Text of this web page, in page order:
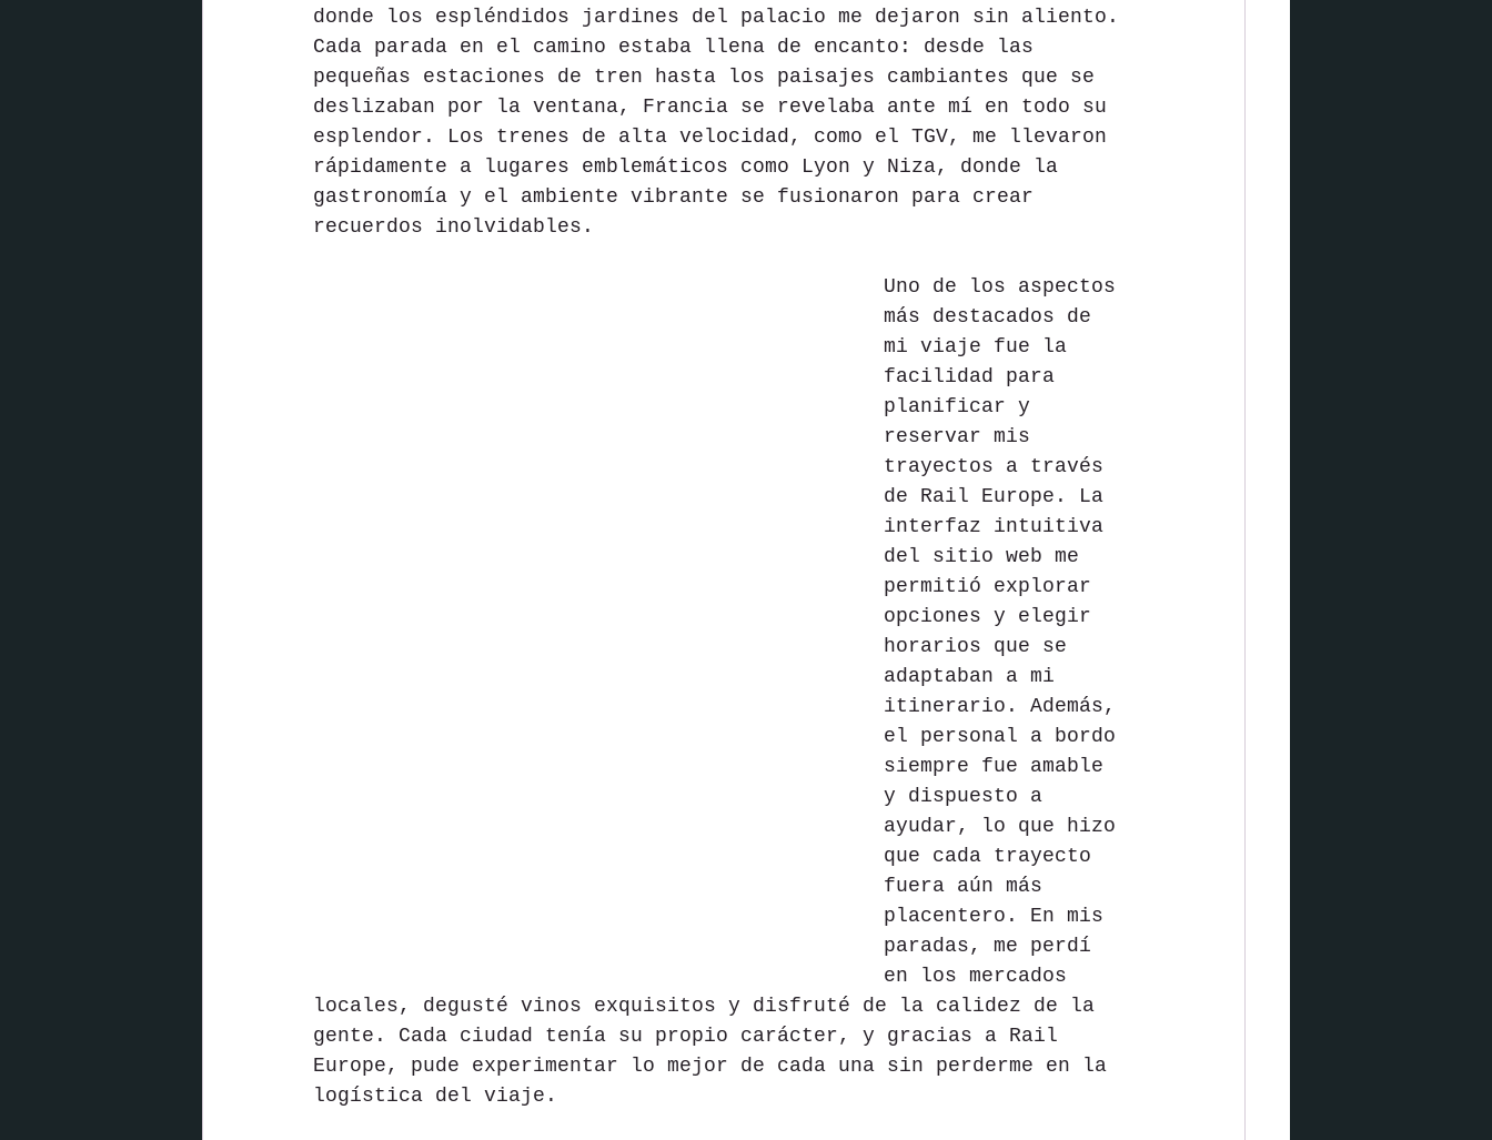
donde los espléndidos jardines del palacio me dejaron sin aliento.
Cada parada en el camino estaba llena de encanto: desde las
pequeñas estaciones de tren hasta los paisajes cambiantes que se
deslizaban por la ventana, Francia se revelaba ante mí en todo su
esplendor. Los trenes de alta velocidad, como el TGV, me llevaron
rápidamente a lugares emblemáticos como Lyon y Niza, donde la
gastronomía y el ambiente vibrante se fusionaron para crear
recuerdos inolvidables.
Uno de los aspectos
más destacados de
mi viaje fue la
facilidad para
planificar y
reservar mis
trayectos a través
de Rail Europe. La
interfaz intuitiva
del sitio web me
permitió explorar
opciones y elegir
horarios que se
adaptaban a mi
itinerario. Además,
el personal a bordo
siempre fue amable
y dispuesto a
ayudar, lo que hizo
que cada trayecto
fuera aún más
placentero. En mis
paradas, me perdí
en los mercados
locales, degusté vinos exquisitos y disfruté de la calidez de la
gente. Cada ciudad tenía su propio carácter, y gracias a Rail
Europe, pude experimentar lo mejor de cada una sin perderme en la
logística del viaje.